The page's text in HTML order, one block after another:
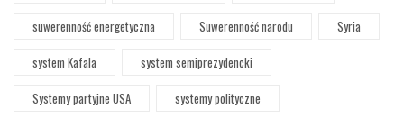
suwerenność energetyczna
Suwerenność narodu
Syria
system Kafala
system semiprezydencki
Systemy partyjne USA
systemy polityczne